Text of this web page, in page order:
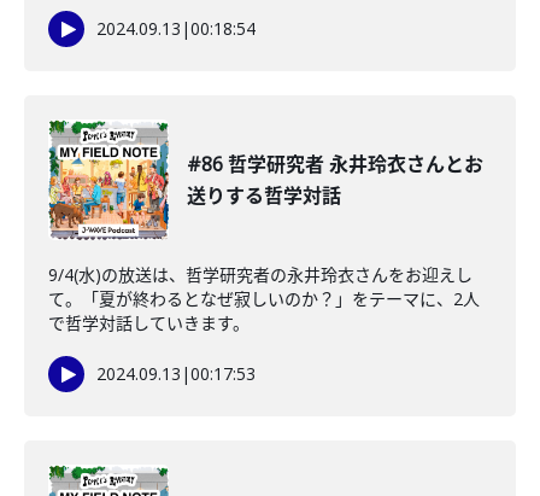
2024.09.13 |00:18:54
#86 哲学研究者 永井玲衣さんとお
送りする哲学対話
9/4(水)の放送は、哲学研究者の永井玲衣さんをお迎えし
て。「夏が終わるとなぜ寂しいのか？」をテーマに、2人
で哲学対話していきます。
2024.09.13 |00:17:53